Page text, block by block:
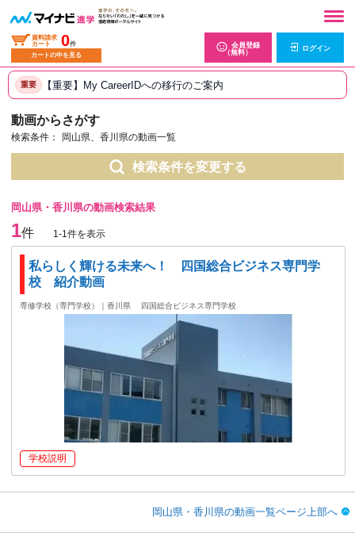
資料請求
カート
0件
カートの中を見る
会員登録
（無料）
ログイン
重要 【重要】My CareerIDへの移行のご案内
動画からさがす
検索条件： 岡山県、香川県の動画一覧
検索条件を変更する
岡山県・香川県の動画検索結果
1件 1-1件を表示
私らしく輝ける未来へ！ 四国総合ビジネス専門学
校 紹介動画
専修学校（専門学校）｜香川県 四国総合ビジネス専門学校
学校説明
岡山県・香川県の動画一覧ページ上部へ